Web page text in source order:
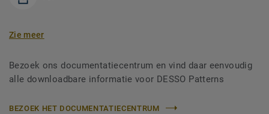
Zie meer
Bezoek ons documentatiecentrum en vind daar eenvoudig
alle downloadbare informatie voor DESSO Patterns
BEZOEK HET DOCUMENTATIECENTRUM